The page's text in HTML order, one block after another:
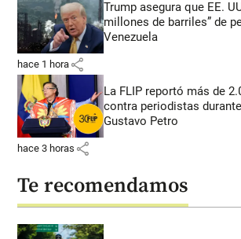
Trump asegura que EE.
millones de barriles” de
Venezuela
hace 1 hora share
La FLIP reportó más de
contra periodistas
Gustavo Petro
hace 3 horas share
Te recomendamos